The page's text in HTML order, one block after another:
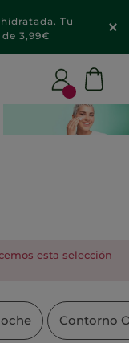
esta selección
Contorno